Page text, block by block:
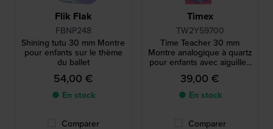
Flik Flak
FBNP248
Shining tutu 30 mm Montre
pour enfants sur le thème
du ballet
54,00 €
● En stock
Comparer
Timex
TW2Y59700
Time Teacher 30 mm
Montre analogique à quartz
pour enfants avec aiguilles
faciles à lire
39,00 €
● En stock
Comparer